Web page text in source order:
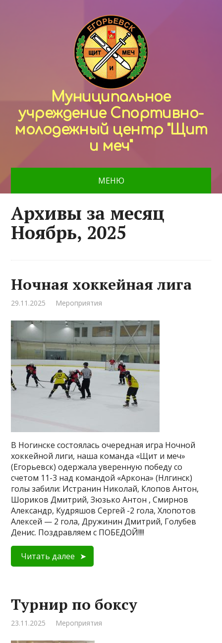
Муниципальное
учреждение Спортивно-
молодежный центр "Щит
и меч"
МЕНЮ
Архивы за месяц
Ноябрь, 2025
Ночная хоккейная лига
29.11.2025 Мероприятия
В Ногинске состоялась очередная игра Ночной
хоккейной лиги, наша команда «Щит и меч»
(Егорьевск) одержала уверенную победу со
счетом 11-3 над командой «Аркона» (Нлгинск)
голы забили: Истранин Николай, Клопов Антон,
Шориков Дмитрий, Зюзько Антон , Смирнов
Александр, Кудряшов Сергей -2 гола, Хлопотов
Алексей — 2 гола, Дружинин Дмитрий, Голубев
Денис. Поздравляем с ПОБЕДОЙ!!!!
Читать далее
Турнир по боксу
23.11.2025 Мероприятия